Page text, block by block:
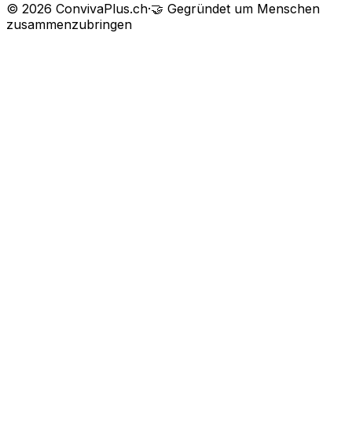
© 2026 ConvivaPlus.ch·🤝 Gegründet um Menschen
zusammenzubringen